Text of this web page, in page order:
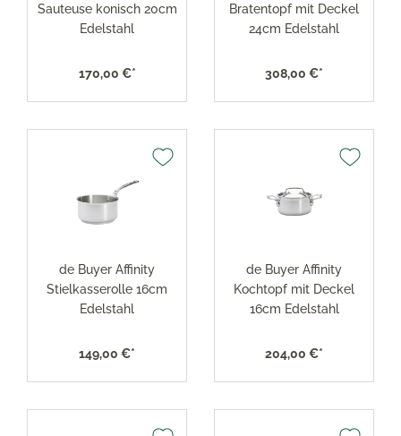
Sauteuse konisch 20cm
Edelstahl
170,00 €*
Bratentopf mit Deckel
24cm Edelstahl
308,00 €*
de Buyer Affinity
Stielkasserolle 16cm
Edelstahl
149,00 €*
de Buyer Affinity
Kochtopf mit Deckel
16cm Edelstahl
204,00 €*